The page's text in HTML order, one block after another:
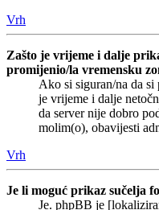
Vrh
Zašto je vrijeme i dalje
promijenio/la vremensku
Ako si siguran/na da si
je vrijeme i dalje
da server nije dobro
molim(o), obavijesti
Vrh
Je li moguć prikaz sučelja
Je. phpBB je